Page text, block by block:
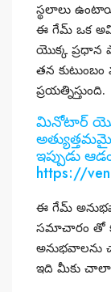
స్థలాలు
ఈ గేమ్ ఒక
యొక్క ప్రధాన
తన
ప్రయత్నిస్తుంది.
మినోటార్
ఇప్పుడు
https://
ఈ గేమ్
సమాచారం తో
అనుభవాలను
ఇది మీకు చాలా